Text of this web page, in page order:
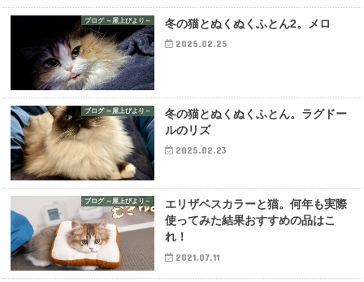
ブログ ～屋上びより～ 冬の猫とぬくぬくふとん2。メロ
2025.02.25
ブログ ～屋上びより～
冬の猫とぬくぬくふとん。ラグドー
ルのリズ
2025.02.23
ブログ ～屋上びより～
エリザベスカラーと猫。何年も実際
使ってみた結果おすすめの品はこ
れ！
2021.07.11